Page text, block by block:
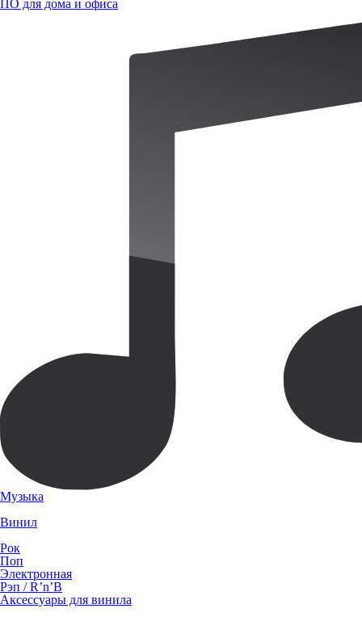
ПО для дома и офиса
Музыка
Винил
Рок
Поп
Электронная
Рэп / R’n’B
Аксессуары для винила